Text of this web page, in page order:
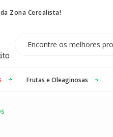
da Zona Cerealista!
Frutas e Oleaginosas